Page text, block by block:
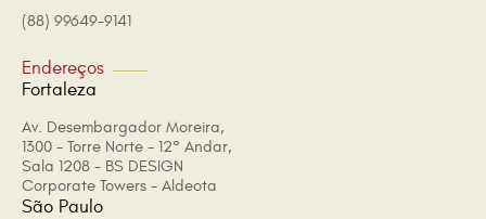
(88) 99649-9141
Endereços
Fortaleza
Av. Desembargador Moreira,
1300 - Torre Norte - 12° Andar,
Sala 1208 - BS DESIGN
Corporate Towers - Aldeota
São Paulo